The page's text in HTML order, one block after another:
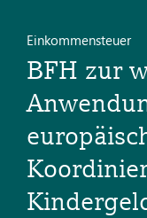
Einkommensteuer
BFH zur